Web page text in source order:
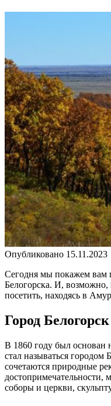
Опубликовано 15.11.2023
Сегодня мы покажем вам
Белогорска. И, возможно,
посетить, находясь в
Город
В 1860 году был основан
стал называться городом
сочетаются природные
достопримечательности,
соборы и церкви,